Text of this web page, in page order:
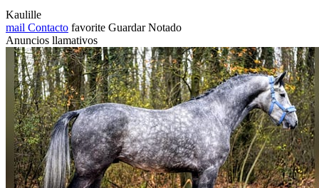
Kaulille
mail Contacto favorite Guardar Notado
Anuncios llamativos